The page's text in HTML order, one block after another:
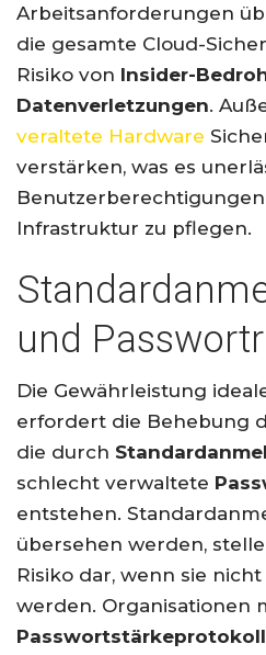
Arbeitsanforderungen
die gesamte Cloud-
Risiko von Insider-
Datenverletzungen.
veraltete Hardware
verstärken, was es
Benutzerberechtigungen
Infrastruktur zu pflegen.
und
Die Gewährleistung
erfordert die Behebung
die durch
schlecht verwaltete
entstehen.
übersehen werden,
Risiko dar, wenn sie
werden. Organisationen